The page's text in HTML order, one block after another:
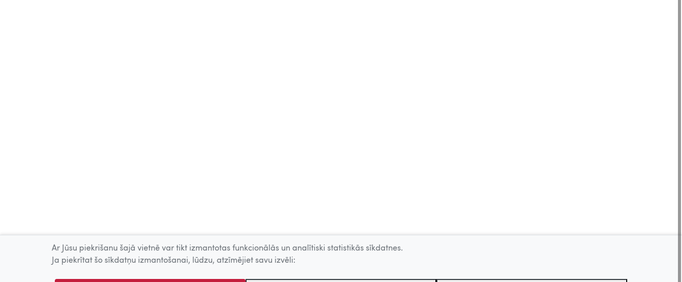
Ar Jūsu piekrišanu šajā vietnē var tikt izmantotas funkcionālās un analītiski statistikās sīkdatnes.
Ja piekrītat šo sīkdatņu izmantošanai, lūdzu, atzīmējiet savu izvēli: